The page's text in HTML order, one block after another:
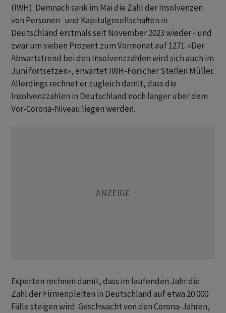
(IWH). Demnach sank im Mai die Zahl der Insolvenzen
von Personen- und Kapitalgesellschaften in
Deutschland erstmals seit November 2023 wieder - und
zwar um sieben Prozent zum Vormonat auf 1271. «Der
Abwärtstrend bei den Insolvenzzahlen wird sich auch im
Juni fortsetzen», erwartet IWH-Forscher Steffen Müller.
Allerdings rechnet er zugleich damit, dass die
Insolvenzzahlen in Deutschland noch länger über dem
Vor-Corona-Niveau liegen werden.
Experten rechnen damit, dass im laufenden Jahr die
Zahl der Firmenpleiten in Deutschland auf etwa 20 000
Fälle steigen wird. Geschwächt von den Corona-Jahren,